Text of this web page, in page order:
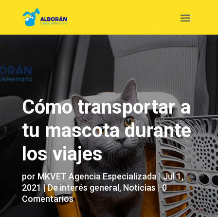
Cómo transportar a
tu mascota durante
los viajes
por MKVET Agencia Especializada|Jul 1,
2021|De interés general, Noticias|0
Comentarios